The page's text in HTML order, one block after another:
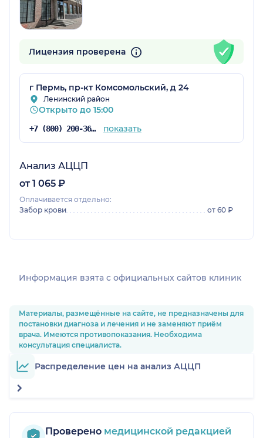
Лицензия проверена
г Пермь, пр-кт Комсомольский, д 24
Ленинский район
Открыто до 15:00
+7 (800) 200-36-30 показать
Анализ АЦЦП
от 1 065 ₽
Оплачивается отдельно:
Забор крови
от 60 ₽
Информация взята c официальных сайтов клиник
Материалы, размещённые на сайте, не предназначены для
постановки диагноза и лечения и не заменяют приём
врача. Имеются противопоказания. Необходима
консультация специалиста.
Распределение цен на анализ АЦЦП
Проверено медицинской редакцией